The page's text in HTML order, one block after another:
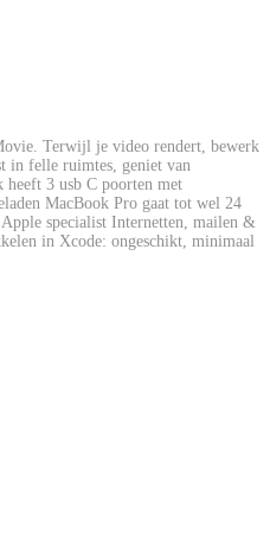
Terwijl je video rendert, bewerk
in felle ruimtes, geniet van
3 usb C poorten met
MacBook Pro gaat tot wel 24
specialist Internetten, mailen &
in Xcode: ongeschikt, minimaal